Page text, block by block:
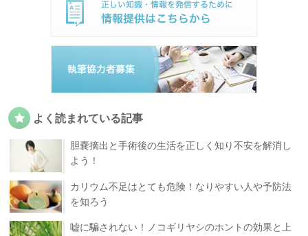
よく読まれている記事
胆嚢摘出と手術後の生活を正しく知り不安を解消し
よう！
カリウム不足はとても危険！なりやすい人や予防法
を知ろう
嘘に騙されない！ノコギリヤシのホントの効果と上